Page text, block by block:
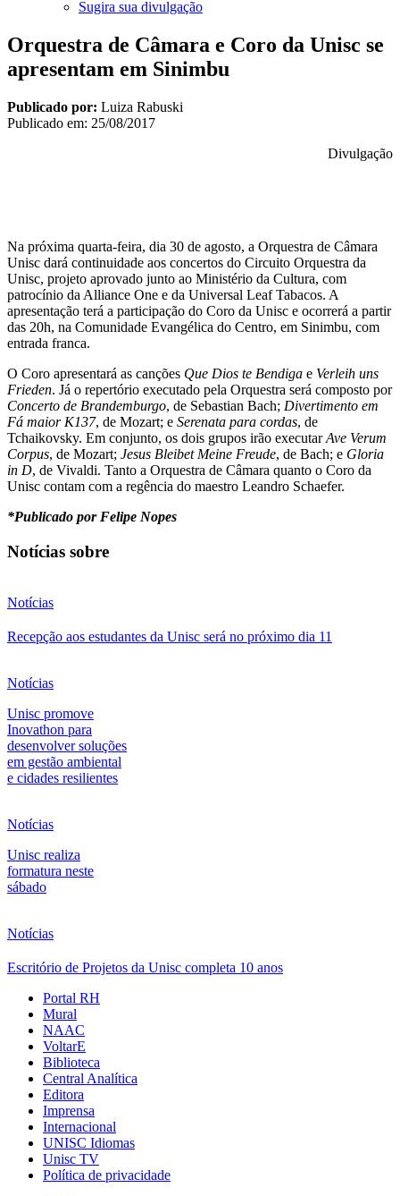
Sugira sua divulgação
Orquestra de Câmara e Coro da Unisc se
apresentam em Sinimbu
Publicado por: Luiza Rabuski
Publicado em: 25/08/2017
Divulgação
Na próxima quarta-feira, dia 30 de agosto, a Orquestra de Câmara
Unisc dará continuidade aos concertos do Circuito Orquestra da
Unisc, projeto aprovado junto ao Ministério da Cultura, com
patrocínio da Alliance One e da Universal Leaf Tabacos. A
apresentação terá a participação do Coro da Unisc e ocorrerá a partir
das 20h, na Comunidade Evangélica do Centro, em Sinimbu, com
entrada franca.
O Coro apresentará as canções Que Dios te Bendiga e Verleih uns
Frieden. Já o repertório executado pela Orquestra será composto por
Concerto de Brandemburgo, de Sebastian Bach; Divertimento em
Fá maior K137, de Mozart; e Serenata para cordas, de
Tchaikovsky. Em conjunto, os dois grupos irão executarAve Verum
Corpus, de Mozart; Jesus Bleibet Meine Freude, de Bach; e Gloria
in D, de Vivaldi. Tanto a Orquestra de Câmara quanto o Coro da
Unisc contam com a regência do maestro Leandro Schaefer.
*Publicado por Felipe Nopes
Notícias sobre
Notícias
Recepção aos estudantes da Unisc será no próximo dia 11
Notícias
Unisc promove
Inovathon para
desenvolver soluções
em gestão ambiental
e cidades resilientes
Notícias
Unisc realiza
formatura neste
sábado
Notícias
Escritório de Projetos da Unisc completa 10 anos
Portal RH
Mural
NAAC
VoltarE
Biblioteca
Central Analítica
Editora
Imprensa
Internacional
UNISC Idiomas
Unisc TV
Política de privacidade